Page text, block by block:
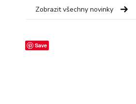
Zobrazit všechny novinky
Save